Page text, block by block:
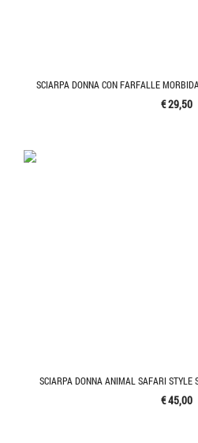
SCIARPA DONNA CON FARFALLE
€ 29,50
SCIARPA DONNA ANIMAL SAFARI STYLE
€ 45,00